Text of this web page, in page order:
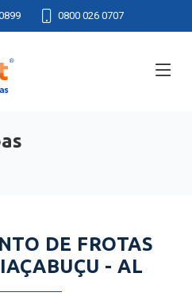
0800 026 0707
DE FROTAS
- AL